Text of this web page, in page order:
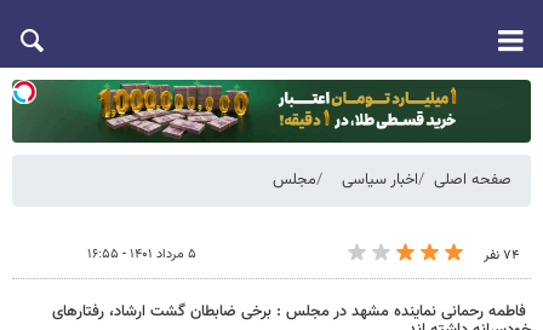
صفحه اصلی اخبار سیاسی مجلس
۷۴ نفر ۵ مرداد ۱۴۰۱ - ۱۶:۵۵
فاطمه رحمانی نماینده مشهد در مجلس : برخی ضابطان گشت ارشاد، رفتارهای